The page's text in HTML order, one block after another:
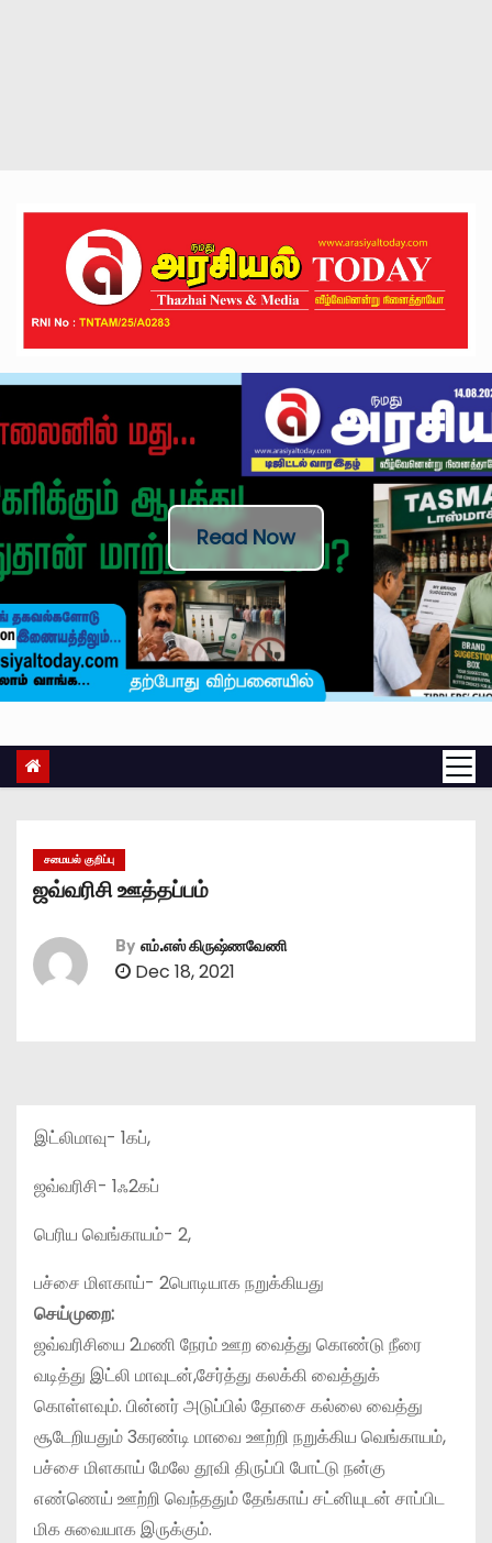
Read Now
சமையல் குறிப்பு
ஜவ்வரிசி ஊத்தப்பம்
By எம்.எஸ் கிருஷ்ணவேணி
Dec 18, 2021
இட்லிமாவு- 1கப்,
ஜவ்வரிசி- 1ஃ2கப்
பெரிய வெங்காயம்- 2,
பச்சை மிளகாய்- 2பொடியாக நறுக்கியது
செய்முறை:
ஜவ்வரிசியை 2மணி நேரம் ஊற வைத்து கொண்டு நீரை
வடித்து இட்லி மாவுடன்,சேர்த்து கலக்கி வைத்துக்
கொள்ளவும். பின்னர் அடுப்பில் தோசை கல்லை வைத்து
சூடேறியதும் 3கரண்டி மாவை ஊற்றி நறுக்கிய வெங்காயம்,
பச்சை மிளகாய் மேலே தூவி திருப்பி போட்டு நன்கு
எண்ணெய் ஊற்றி வெந்ததும் தேங்காய் சட்னியுடன் சாப்பிட
மிக சுவையாக இருக்கும்.